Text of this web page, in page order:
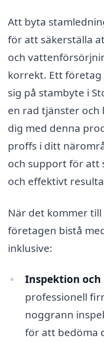
Att byta
för att säkerställa
och
korrekt. Ett företag
sig på stambyte i
en rad tjänster och
dig med denna
proffs i ditt
och support för att
och effektivt
När det kommer
företagen bistå
inklusive:
Inspektion och
professionell
noggrann
för att bedöma